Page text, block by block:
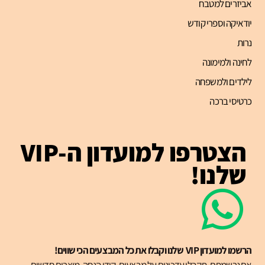
אביזרים למטבח
יודאיקה וספרי קודש
נרות
לחינה ולמימונה
לילדים ולמשפחה
כרטיסי ברכה
הצטרפו למועדון ה-VIP
שלנו!
הרשמו למועדון VIP שלנו וקבלו את כל המבצעים הכי שווים!